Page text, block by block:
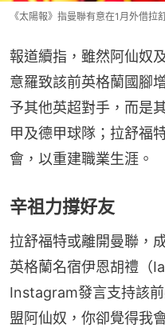
《太陽報》指曼聯有意在1月外借拉
報道續指，雖然阿仙奴
意羅致該前英格蘭國腳
予其他英超對手，而是
甲及德甲球隊；拉舒福
會，以重建職業生涯。
辛祖力撐好友
拉舒福特或離開曼聯，
英格蘭名宿伊恩胡禮（
Instagram發言支持該
盟阿仙奴，你卻覺得我